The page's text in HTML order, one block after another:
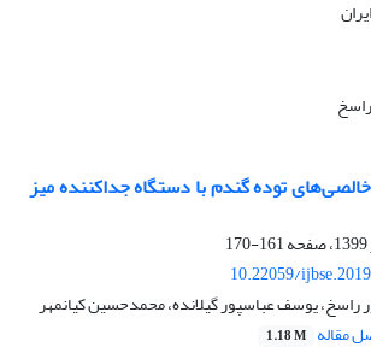
توده گندم با دستگاه جداکننده میز
161-170
10.22059/
راسخ، یوسف عباسپور گیلانده، محمدحسین کیانمهر
مقاله 1.18 M